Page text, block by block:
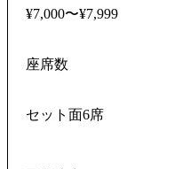
¥7,000〜¥7,999
座席数
セット面6席